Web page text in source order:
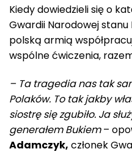
Kiedy dowiedzieli się o
Gwardii Narodowej stanu
polską armią
wspólne ćwiczenia,
– Ta tragedia nas tak
Polaków. To tak jakby
siostrę się zgubiło. Ja
generałem Bukiem–
Adamczyk, członek